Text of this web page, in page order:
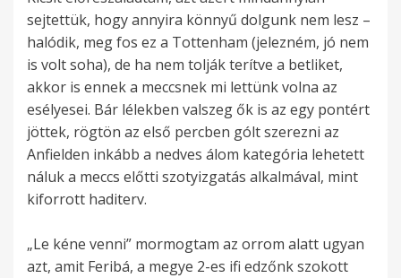
sejtettük, hogy annyira könnyű dolgunk nem lesz –
halódik, meg fos ez a Tottenham (jelezném, jó nem
is volt soha), de ha nem tolják terítve a betliket,
akkor is ennek a meccsnek mi lettünk volna az
esélyesei. Bár lélekben valszeg ők is az egy pontért
jöttek, rögtön az első percben gólt szerezni az
Anfielden inkább a nedves álom kategória lehetett
náluk a meccs előtti szotyizgatás alkalmával, mint
kiforrott haditerv.
„Le kéne venni” mormogtam az orrom alatt ugyan
azt, amit Feribá, a megye 2-es ifi edzőnk szokott